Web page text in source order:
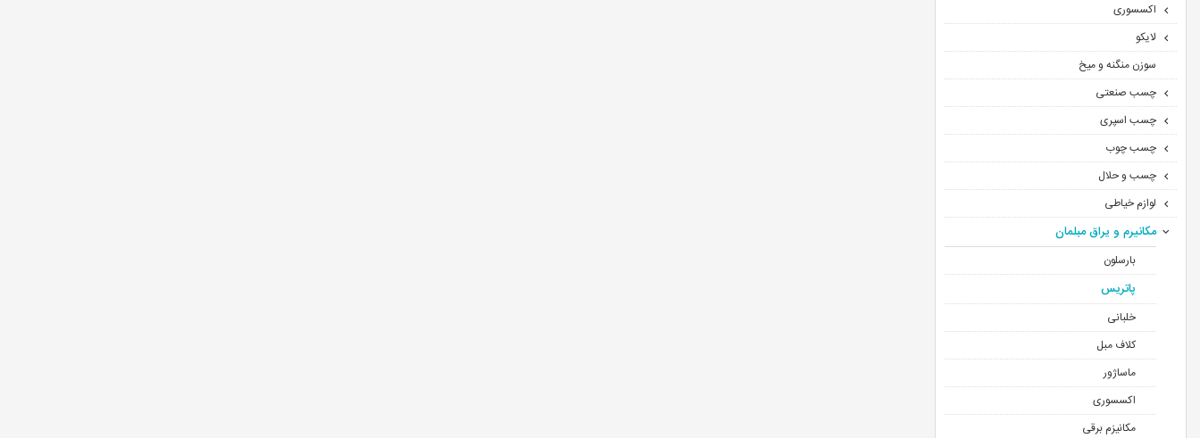
اکسسوری
لایکو
سوزن منگنه و میخ
چسب صنعتی
چسب اسپری
چسب چوب
چسب و حلال
لوازم خیاطی
مکانیرم و یراق مبلمان
بارسلون
پاتریس
خلبانی
کلاف مبل
ماساژور
اکسسوری
مکانیزم برقی